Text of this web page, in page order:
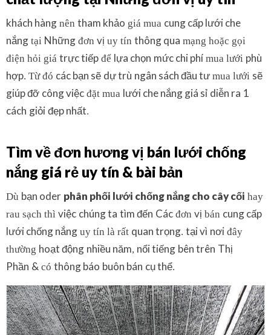
khách hàng nên tham khảo giá mua cung cấp lưới che
nắng tại Những đơn vị uy tín thông qua mạng hoặc gọi
điện hỏi giá trực tiếp để lựa chọn mức chi phí mua lưới phù
hợp. Từ đó các bạn sẽ dự trù ngân sách đầu tư mua lưới sẽ
giúp đỡ công việc đặt mua lưới che nắng giá sỉ diễn ra 1
cách giỏiđẹp nhất.
Tìm về đơn hương vị bán lưới chống
nắng giá rẻ uy tín & bài bản
Dù bạn oder phân phối lưới chống nắngcho cây cối hay
rau sạch thì việc chúng ta tìm đến Các đơn vị bán cung cấp
lưới chống nắng uy tín là rất quan trọng. tại vì nơi đây
thường hoạt động nhiều năm, nổi tiếng bên trên Thị
Phần & có thông báo buôn bán cụ thể.